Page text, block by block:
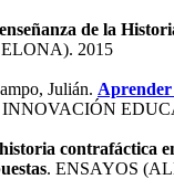
de la
2015
Julián. Aprender
contrafáctica
. ENSAYOS